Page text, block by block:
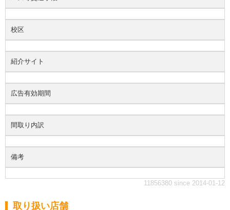
校区
紹介サイト
広告有効期間
間取り内訳
備考
11856380 since 2014-01-12
取り扱い店舗